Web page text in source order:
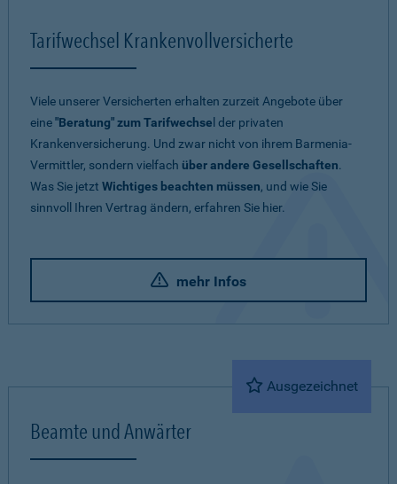
Tarifwechsel Krankenvollversicherte
Viele unserer Versicherten erhalten zurzeit Angebote über
eine"Beratung" zum Tarifwechse l der privaten
Krankenversicherung. Und zwar nicht von ihrem Barmenia-
Vermittler, sondern vielfach über andere Gesellschaften.
Was Sie jetzt Wichtiges beachten müssen, und wie Sie
sinnvoll Ihren Vertrag ändern, erfahren Sie hier.
mehr Infos
Ausgezeichnet
Beamte und Anwärter